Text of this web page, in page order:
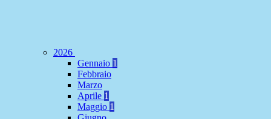
2026
Gennaio 1
Febbraio
Marzo
Aprile 1
Maggio 1